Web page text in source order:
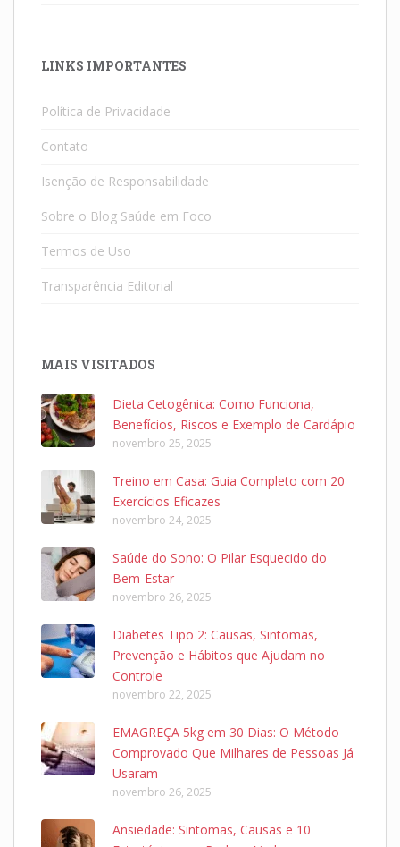
LINKS IMPORTANTES
Política de Privacidade
Contato
Isenção de Responsabilidade
Sobre o Blog Saúde em Foco
Termos de Uso
Transparência Editorial
MAIS VISITADOS
Dieta Cetogênica: Como Funciona,
Benefícios, Riscos e Exemplo de Cardápio
novembro 25, 2025
Treino em Casa: Guia Completo com 20
Exercícios Eficazes
novembro 24, 2025
Saúde do Sono: O Pilar Esquecido do
Bem-Estar
novembro 26, 2025
Diabetes Tipo 2: Causas, Sintomas,
Prevenção e Hábitos que Ajudam no
Controle
novembro 22, 2025
EMAGREÇA 5kg em 30 Dias: O Método
Comprovado Que Milhares de Pessoas Já
Usaram
novembro 26, 2025
Ansiedade: Sintomas, Causas e 10